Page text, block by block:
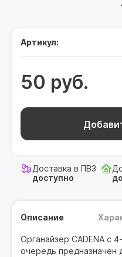
Артикул:
50 руб.
Доставка в ПВЗ
доступно
Описание
Органайзер CADENA с
очередь предназначен